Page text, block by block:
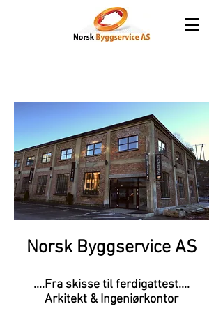
Norsk Byggservice AS
....Fra skisse til ferdigattest....
Arkitekt & Ingeniørkontor